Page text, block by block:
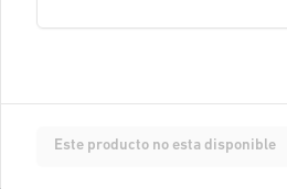
Fresca con
cítricos.
Este producto no esta disponible